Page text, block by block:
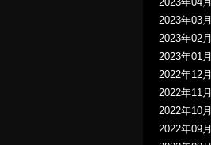
2023年03月
2023年02月
2023年01月
2022年12月
2022年11月
2022年10月
2022年09月